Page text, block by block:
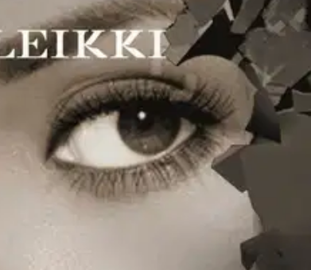
naista, joita yhdistää karu menneisyys murhatun
työskentelevä Marianne Jidhoff on jälleen
nuhjuinen Torsten ja nuori ja komea
rikokset tapahtuvat komeissa puitteissa Tukholman